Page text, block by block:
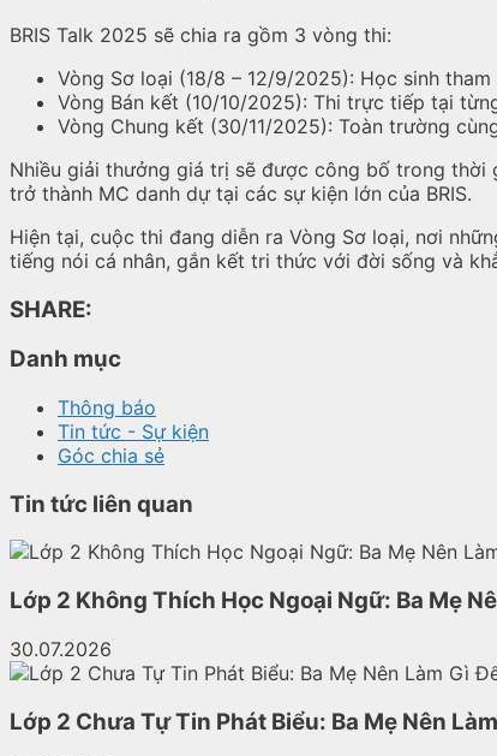
BRIS Talk 2025 sẽ chia ra gồm 3 vòng thi:
Vòng Sơ loại (18/8 – 12/9/2025): Học sinh
Vòng Bán kết (10/10/2025): Thi trực tiếp tại
Vòng Chung kết (30/11/2025): Toàn trường
Nhiều giải thưởng giá trị sẽ được công bố trong
trở thành MC danh dự tại các sự kiện lớn của BRIS.
Hiện tại, cuộc thi đang diễn ra Vòng Sơ loại, nơi
tiếng nói cá nhân, gắn kết tri thức với đời sống và
SHARE:
Danh mục
Thông báo
Tin tức - Sự kiện
Góc chia sẻ
Tin tức liên quan
Lớp 2 Không Thích Học Ngoại Ngữ: Ba Mẹ
30.07.2026
Lớp 2 Chưa Tự Tin Phát Biểu: Ba Mẹ Nên